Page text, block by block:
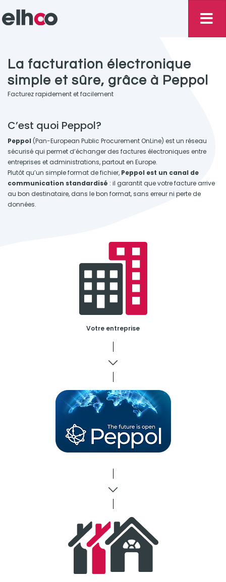
La facturation électronique
simple et sûre, grâce à Peppol
Facturez rapidement et facilement
C’est quoi Peppol?
Peppol (Pan-European Public Procurement OnLine) est un réseau
sécurisé qui permet d’échanger des factures électroniques entre
entreprises et administrations, partout en Europe.
Plutôt qu’un simple format de fichier, Peppol est un canal de
communication standardisé : il garantit que votre facture arrive
au bon destinataire, dans le bon format, sans erreur ni perte de
données.
Votre entreprise